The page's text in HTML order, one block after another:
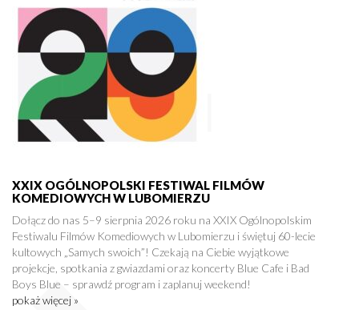
XXIX OGÓLNOPOLSKI FESTIWAL FILMÓW
KOMEDIOWYCH W LUBOMIERZU
Dołącz do nas 5–9 sierpnia 2026 roku na XXIX Ogólnopolskim
Festiwalu Filmów Komediowych w Lubomierzu i świętuj 60-lecie
kultowych „Samych swoich”! Czekają na Ciebie wyjątkowe
projekcje, spotkania z gwiazdami oraz koncerty Blue Cafe i Bad
Boys Blue – sprawdź program i zaplanuj weekend!
pokaż więcej »